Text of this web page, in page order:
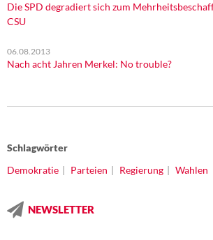
Die SPD degradiert sich zum
CSU
06.08.2013
Nach acht Jahren Merkel: No trouble?
Schlagwörter
Demokratie
Parteien Regierung Wahlen
NEWSLETTER